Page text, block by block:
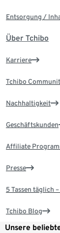
Entsorgung /
Über Tchibo
Karriere
Tchibo
Nachhaltigkeit
Geschäftskunden
Affiliate
Presse
5 Tassen täglich
Tchibo Blog
Unsere